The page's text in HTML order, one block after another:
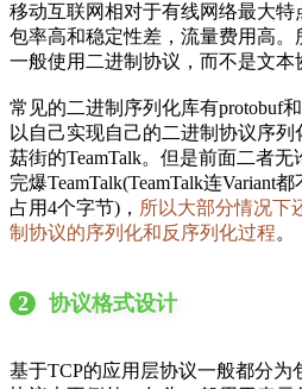
移动互联网相对于有线网络最大
包率高和稳定性差，流量费用高
一般使用二进制协议，而不是文本
常见的二进制序列化库有protobuf
以自己实现自己的二进制协议序
菇街的TeamTalk。但是前面二者
完爆TeamTalk(TeamTalk连Variant
占用4个字节)， 所以大部分情况下
制协议的序列化和反序列化过程。
2 协议格式设计
基于TCP的应用层协议一般都分为